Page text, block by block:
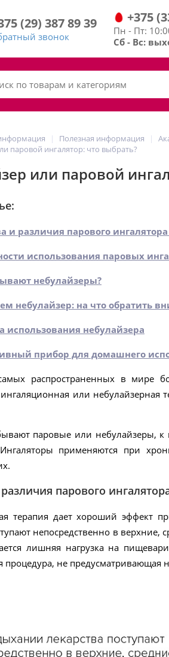
(29) 3878939
звонок
+375
Пн - Пт:
Сб - Вс:
Полезная информация
паровой ингалятор: что выбрать?
или паровой
и различия парового
использования паровых
небулайзеры?
небулайзер: на что обратить
использования небулайзера
прибор для домашнего
распространенных в мире
ингаляционная или
паровые или небулайзеры, к
применяются при
парового
терапия дает хороший эффект
непосредственно в
лишняя нагрузка на
процедура, не предусматривающая